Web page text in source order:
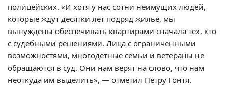
полицейских. «И хотя у нас сотни неимущих людей,
которые ждут десятки лет подряд жилье, мы
вынуждены обеспечивать квартирами сначала тех, кто
с судебными решениями. Лица с ограниченными
возможностями, многодетные семьи и ветераны не
обращаются в суд. Они нам верят на слово, что нам
неоткуда им выделить», — отметил Петру Гонтя.